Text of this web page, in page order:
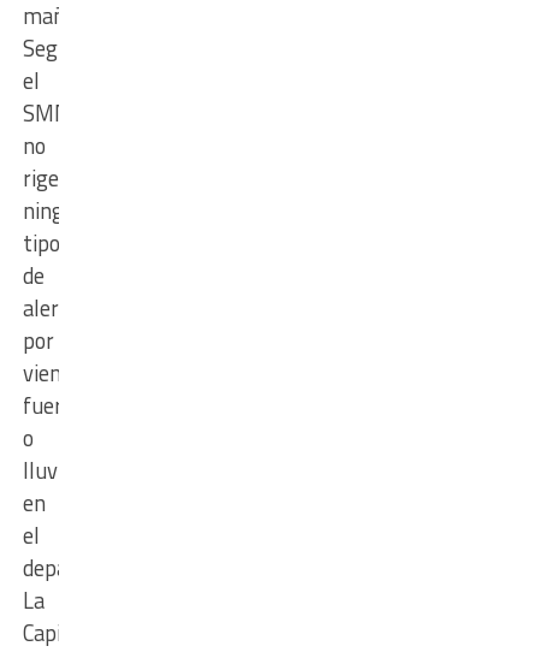
mañana.
Según
el
SMN,
no
rige
ningún
tipo
de
alerta
por
vientos
fuertes
o
lluvias
en
el
departamento
La
Capital.